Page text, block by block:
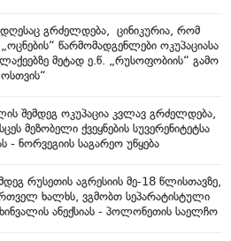
დღესაც გრძელდება, ცინიკურია, რომ
წარმომადგენლები ოკუპაციასა
მეტად ე.წ. „რუსოფობიის“ გამო
შემდეგ ოკუპაცია კვლავ გრძელდება,
მეზობელი ქვეყნების სუვერენიტეტსა
ნორვეგიის საგარეო უწყება
რუსეთის აგრესიის მე-18 წლისთავზე,
ხალხს, ვგმობთ სეპარატისტული
ანექსიას - პოლონეთის საელჩო